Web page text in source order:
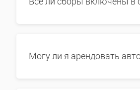
Могу ли я арендовать